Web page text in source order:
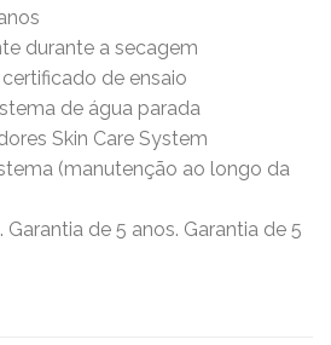
durante a secagem
de ensaio
de água parada
Skin Care System
(manutenção ao longo da
de 5 anos. Garantia de 5